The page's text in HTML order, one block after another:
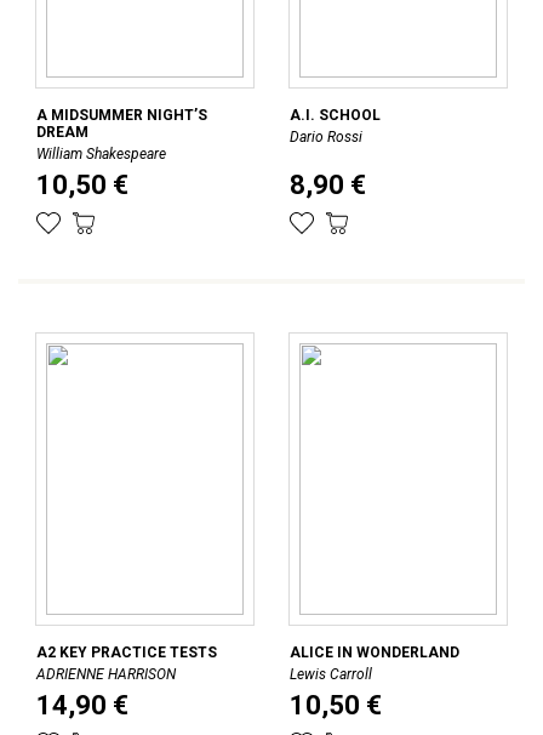
A MIDSUMMER NIGHT’S
DREAM
William Shakespeare
10,50 €
A.I. SCHOOL
Dario Rossi
8,90 €
A2 KEY PRACTICE TESTS
ADRIENNE HARRISON
14,90 €
ALICE IN WONDERLAND
Lewis Carroll
10,50 €